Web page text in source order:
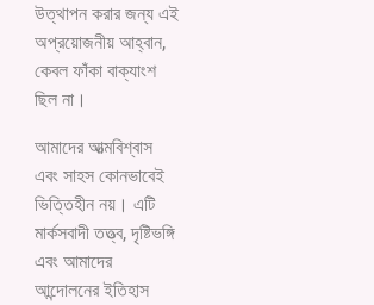
উত্থাপন করার জন্য এই
অপ্রয়োজনীয় আহ্বান,
কেবল ফাঁকা বাক্যাংশ
ছিল না।
আমাদের আত্মবিশ্বাস
এবং সাহস কোনভাবেই
ভিত্তিহীন নয়। এটি
মার্কসবাদী তত্ত্ব, দৃষ্টিভঙ্গি
এবং আমাদের
আন্দোলনের ইতিহাস